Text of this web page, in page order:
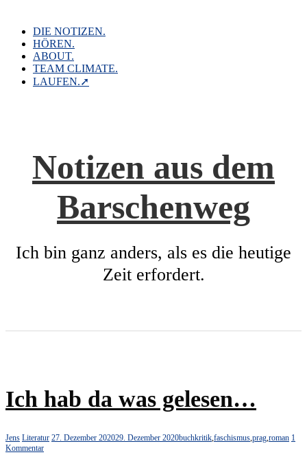
contentDIE NOTIZEN.
HÖREN.
ABOUT.
TEAM CLIMATE.
LAUFEN.➚
Notizen aus dem
Barschenweg
Ich bin ganz anders, als es die heutige
Zeit erfordert.
Ich hab da was gelesen…
Jens Literatur 27. Dezember 202029. Dezember 2020buchkritik,faschismus,prag,roman 1
Kommentar